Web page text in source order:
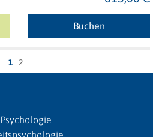
Buchen
1 2